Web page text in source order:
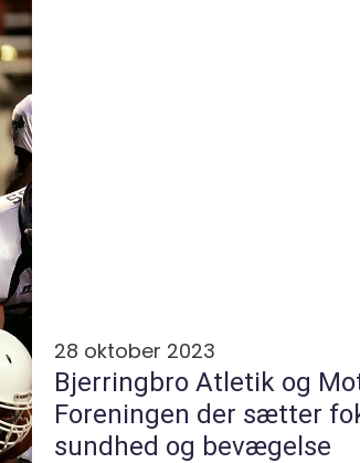
28 oktober 2023
Bjerringbro Atletik og
Foreningen der sætter
sundhed og bevægelse